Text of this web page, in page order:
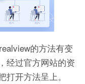
的方法有变
经过官方网站的资
开方法呈上。